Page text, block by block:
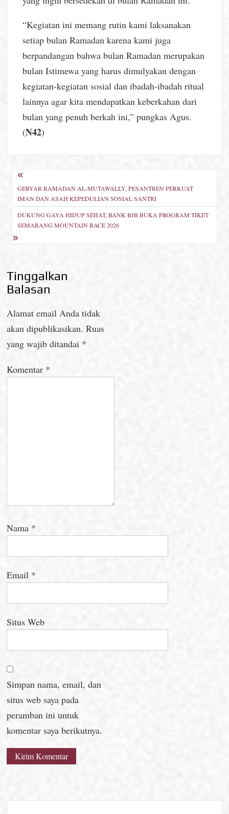
“Kegiatan ini memang rutin kami laksanakan
setiap bulan Ramadan karena kami juga
berpandangan bahwa bulan Ramadan merupakan
bulan Istimewa yang harus dimulyakan dengan
kegiatan-kegiatan sosial dan ibadah-ibadah ritual
lainnya agar kita mendapatkan keberkahan dari
bulan yang penuh berkah ini,” pungkas Agus.
(N42)
Navigasi
pos
GEBYAR RAMADAN AL-MUTAWALLY, PESANTREN PERKUAT
IMAN DAN ASAH KEPEDULIAN SOSIAL SANTRI
DUKUNG GAYA HIDUP SEHAT, BANK BJB BUKA PROGRAM TIKET
SEMARANG MOUNTAIN RACE 2026
Tinggalkan
Balasan
Alamat email Anda tidak
akan dipublikasikan. Ruas
yang wajib ditandai *
Komentar *
Nama *
Email *
Situs Web
Simpan nama, email, dan
situs web saya pada
peramban ini untuk
komentar saya berikutnya.